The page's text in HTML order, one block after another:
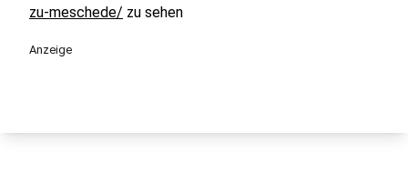
zu-meschede/ zu sehen
Anzeige